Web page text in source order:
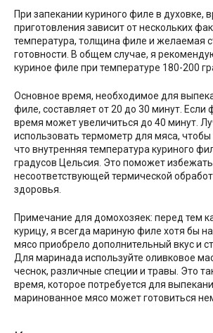
При запекании куриного филе в духовке,
приготовления зависит от нескольких
температура, толщина филе и желаемая
готовности. В общем случае, я
куриное филе при температуре 180-200
Основное время, необходимое для
филе, составляет от 20 до 30 минут. Если
время может увеличиться до 40 минут.
использовать термометр для мяса, чтобы
что внутренняя температура куриного
градусов Цельсия. Это поможет избежать
несоответствующей термической
здоровья.
Примечание для домохозяек: перед тем
курицу, я всегда мариную филе хотя бы
мясо приобрело дополнительный вкус и
Для маринада используйте оливковое
чеснок, различные специи и травы. Это
время, которое потребуется для
маринованное мясо может готовиться